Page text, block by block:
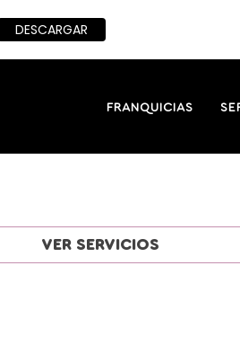
FRANQUICIAS
VER SERVICIOS
DESCARGAR